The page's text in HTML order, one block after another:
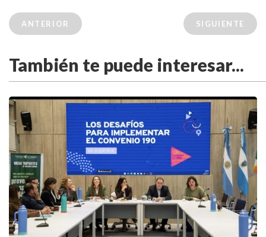
ANTERIOR SIGUIENTE
También te puede interesar...